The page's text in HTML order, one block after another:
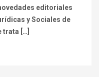
editoriales
y Sociales de
trata […]